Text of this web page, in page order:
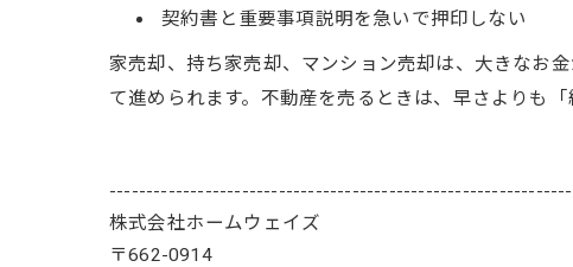
契約書と重要事項説明を急いで押印しない
家売却、持ち家売却、マンション売却は、大きなお
て進められます。不動産を売るときは、早さよりも
株式会社ホームウェイズ
〒662-0914